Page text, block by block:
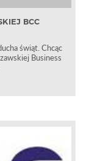
BCC
świąt. Chcąc
Business